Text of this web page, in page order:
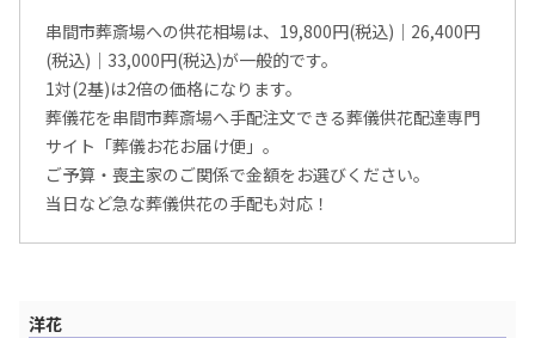
串間市葬斎場への供花相場は、19,800円(税込)│26,400円
(税込)│33,000円(税込)が一般的です。
1対(2基)は2倍の価格になります。
葬儀花を串間市葬斎場へ手配注文できる葬儀供花配達専門
サイト「葬儀お花お届け便」。
ご予算・喪主家のご関係で金額をお選びください。
当日など急な葬儀供花の手配も対応！
洋花